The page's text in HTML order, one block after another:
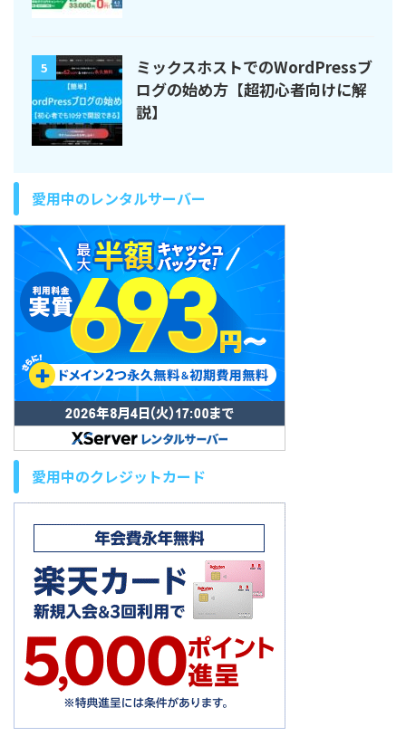
5
ミックスホストでのWordPressブ
ログの始め方【超初心者向けに解
説】
愛用中のレンタルサーバー
愛用中のクレジットカード